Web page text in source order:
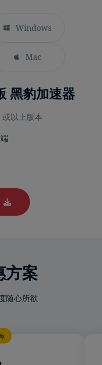
Windows
Mac
黑豹加速器
以上版本
方案
随心所欲